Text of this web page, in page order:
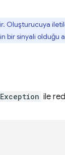
Oluşturucuya
bir sinyali olduğu
ile